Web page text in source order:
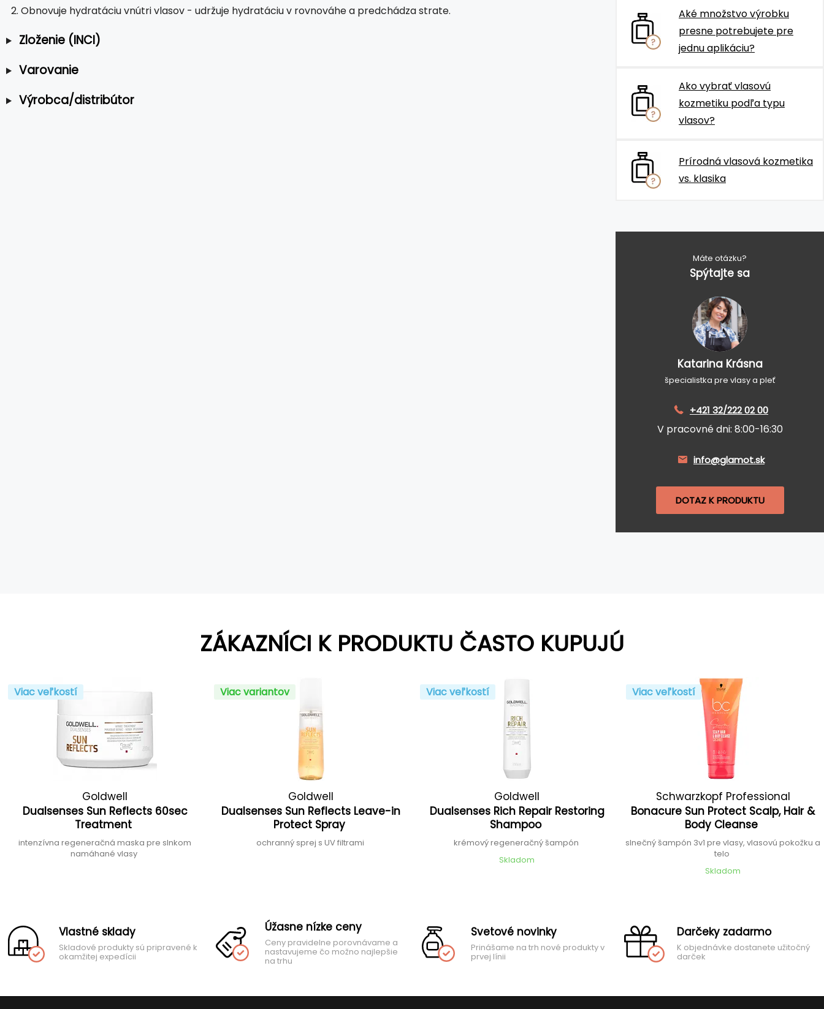
Obnovuje hydratáciu vnútri vlasov - udržuje hydratáciu v rovnováhe a predchádza strate.
Zloženie (INCI)
Varovanie
Výrobca/distribútor
Aké množstvo výrobku
presne potrebujete pre
jednu aplikáciu?
Ako vybrať vlasovú
kozmetiku podľa typu
vlasov?
Prírodná vlasová kozmetika
vs. klasika
Máte otázku?
Spýtajte sa
Katarina Krásna
špecialistka pre vlasy a pleť
+421 32/222 02 00
V pracovné dni: 8:00-16:30
info@glamot.sk
DOTAZ K PRODUKTU
ZÁKAZNÍCI K PRODUKTU ČASTO KUPUJÚ
Viac veľkostí
Goldwell
Dualsenses Sun Reflects 60sec
Treatment
intenzívna regeneračná maska pre slnkom
namáhané vlasy
Viac variantov
Goldwell
Dualsenses Sun Reflects Leave-in
Protect Spray
ochranný sprej s UV filtrami
Viac veľkostí
Goldwell
Dualsenses Rich Repair Restoring
Shampoo
krémový regeneračný šampón
Skladom
Viac veľkostí
Schwarzkopf Professional
Bonacure Sun Protect Scalp, Hair &
Body Cleanse
slnečný šampón 3v1 pre vlasy, vlasovú pokožku a
telo
Skladom
Vlastné sklady
Skladové produkty sú pripravené k
okamžitej expedícii
Úžasne nízke ceny
Ceny pravidelne porovnávame a
nastavujeme čo možno najlepšie
na trhu
Svetové novinky
Prinášame na trh nové produkty v
prvej línii
Darčeky zadarmo
K objednávke dostanete užitočný
darček